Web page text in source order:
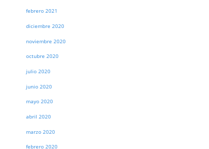
febrero 2021
diciembre 2020
noviembre 2020
octubre 2020
julio 2020
junio 2020
mayo 2020
abril 2020
marzo 2020
febrero 2020